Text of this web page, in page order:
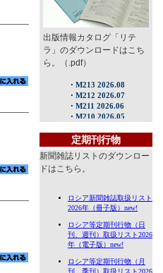
出版情報カタログ「リテ
ラ」のダウンロードはこち
ら。（.pdf）
定期刊行物
新聞雑誌リストのダウンロー
ドはこちら。